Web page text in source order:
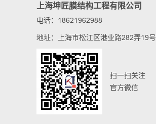
上海坤匠膜结构工程有限公司
电话：18621962988
地址：上海市松江区港业路282弄19号
扫一扫关注
官方微信